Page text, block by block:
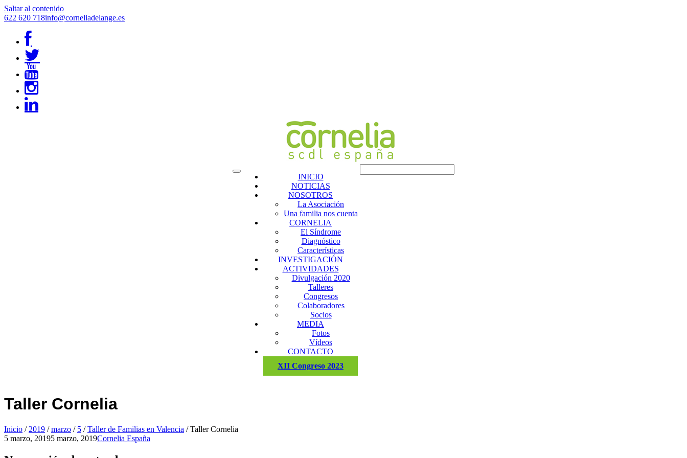
Saltar al contenido
622 620 718info@corneliadelange.es
INICIO
NOTICIAS
NOSOTROS
La Asociación
Una familia nos cuenta
CORNELIA
El Síndrome
Diagnóstico
Características
INVESTIGACIÓN
ACTIVIDADES
Divulgación 2020
Talleres
Congresos
Colaboradores
Socios
MEDIA
Fotos
Vídeos
CONTACTO
XII Congreso 2023
Taller Cornelia
Inicio / 2019 / marzo / 5 / Taller de Familias en Valencia / Taller Cornelia
5 marzo, 20195 marzo, 2019Cornelia España